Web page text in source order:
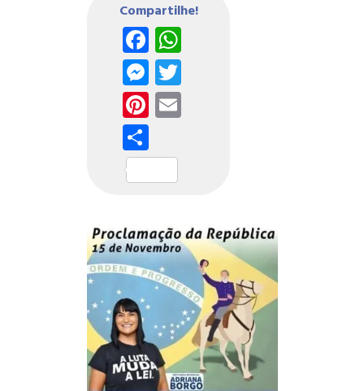
Compartilhe!
Facebook
WhatsApp
Messenger
Twitter
Pinterest
Email
Share